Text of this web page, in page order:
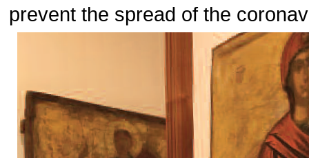
prevent the spread of the